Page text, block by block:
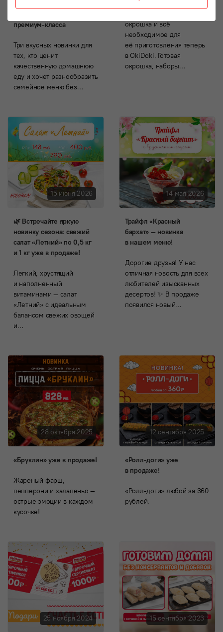
премиум-класса
Три вкусных новинки для
тех, кто ценит
качественную домашнюю
еду и хочет разнообразить
семейное меню без…
окрошка и всё
необходимое для
её приготовления теперь
в OkiDoki. Готовая
окрошка, наборы…
15 июня 2026
🌿 Встречайте яркую
новинку сезона: свежий
салат «Летний» по 0,5 кг
и 1 кг уже в продаже!
Легкий, хрустящий
и наполненный
витаминами — салат
«Летний» с идеальным
балансом свежих овощей
и…
14 мая 2026
Трайфл «Красный
бархат» — новинка
в нашем меню!
Дорогие друзья! У нас
отличная новость для всех
любителей изысканных
десертов! ✨ В продаже
появился новый…
28 октября 2025
«Бруклин» уже в продаже!
Жареный фарш,
пепперони и халапеньо —
острые эмоции в каждом
кусочке!
12 сентября 2025
«Ролл-доги» уже
в продаже!
«Ролл-доги» любой за 360
рублей.
25 ноября 2024 15 сентября 2023